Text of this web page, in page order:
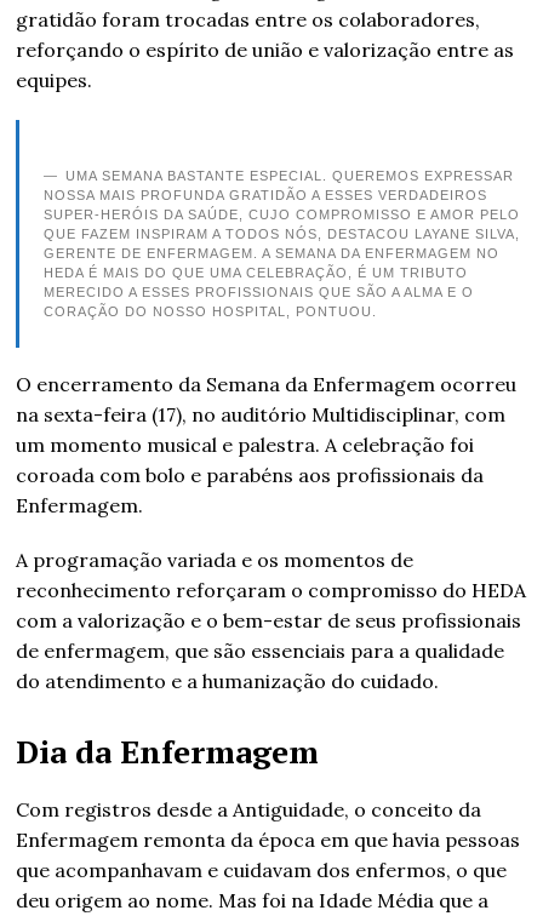
gratidão foram trocadas entre os colaboradores,
reforçando o espírito de união e valorização entre as
equipes.
UMA SEMANA BASTANTE ESPECIAL. QUEREMOS EXPRESSAR
NOSSA MAIS PROFUNDA GRATIDÃO A ESSES VERDADEIROS
SUPER-HERÓIS DA SAÚDE, CUJO COMPROMISSO E AMOR PELO
QUE FAZEM INSPIRAM A TODOS NÓS, DESTACOU LAYANE SILVA,
GERENTE DE ENFERMAGEM. A SEMANA DA ENFERMAGEM NO
HEDA É MAIS DO QUE UMA CELEBRAÇÃO, É UM TRIBUTO
MERECIDO A ESSES PROFISSIONAIS QUE SÃO A ALMA E O
CORAÇÃO DO NOSSO HOSPITAL, PONTUOU.
O encerramento da Semana da Enfermagem ocorreu
na sexta-feira (17), no auditório Multidisciplinar, com
um momento musical e palestra. A celebração foi
coroada com bolo e parabéns aos profissionais da
Enfermagem.
A programação variada e os momentos de
reconhecimento reforçaram o compromisso do HEDA
com a valorização e o bem-estar de seus profissionais
de enfermagem, que são essenciais para a qualidade
do atendimento e a humanização do cuidado.
Dia da Enfermagem
Com registros desde a Antiguidade, o conceito da
Enfermagem remonta da época em que havia pessoas
que acompanhavam e cuidavam dos enfermos, o que
deu origem ao nome. Mas foi na Idade Média que a